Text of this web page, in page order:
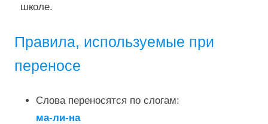
школе.
Правила, используемые при
переносе
Слова переносятся по слогам:
ма-ли-на